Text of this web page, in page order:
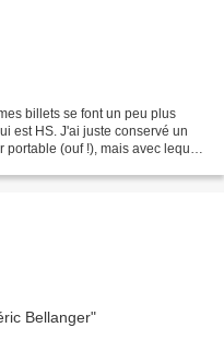
billets se font un peu plus
est HS. J'ai juste conservé un
(ouf !), mais avec lequel